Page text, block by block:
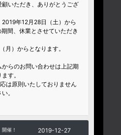
いただき、ありがとうござ
年12月28日（土）から
間、休業とさせていただき
月）からとなります。
らのお問い合わせは上記期
す。
は原則いたしておりません
。
催！ 2019-12-27